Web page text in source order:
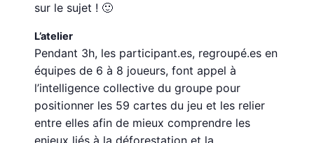
sur le sujet ! 🙂
L’atelier
Pendant 3h, les participant.es, regroupé.es en
équipes de 6 à 8 joueurs, font appel à
l’intelligence collective du groupe pour
positionner les 59 cartes du jeu et les relier
entre elles afin de mieux comprendre les